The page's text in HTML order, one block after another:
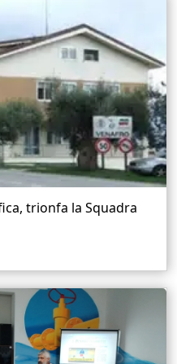
trionfa la Squadra